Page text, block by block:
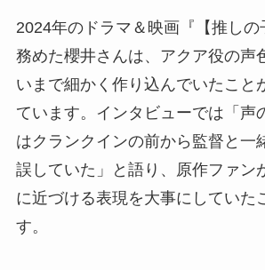
2024年のドラマ＆映画『【推しの
務めた櫻井さんは、アクア役の声
いまで細かく作り込んでいたこと
ています。インタビューでは「声
はクランクインの前から監督と一
誤していた」と語り、原作ファン
に近づける表現を大事にしていた
す。